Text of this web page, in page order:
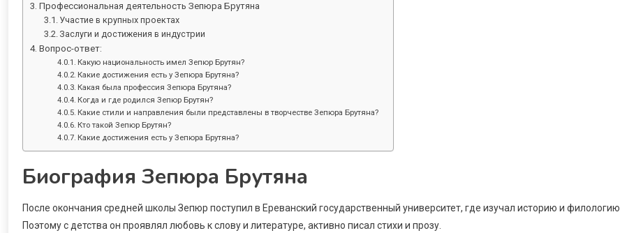
Профессиональная деятельность Зепюра Брутяна
Участие в крупных проектах
Заслуги и достижения в индустрии
Вопрос-ответ:
Какую национальность имел Зепюр Брутян?
Какие достижения есть у Зепюра Брутяна?
Какая была профессия Зепюра Брутяна?
Когда и где родился Зепюр Брутян?
Какие стили и направления были представлены в творчестве Зепюра Брутяна?
Кто такой Зепюр Брутян?
Какие достижения есть у Зепюра Брутяна?
Биография Зепюра Брутяна
После окончания средней школы Зепюр поступил в Ереванский государственный университет, где изучал историю и филологию.
Поэтому с детства он проявлял любовь к слову и литературе, активно писал стихи и прозу.